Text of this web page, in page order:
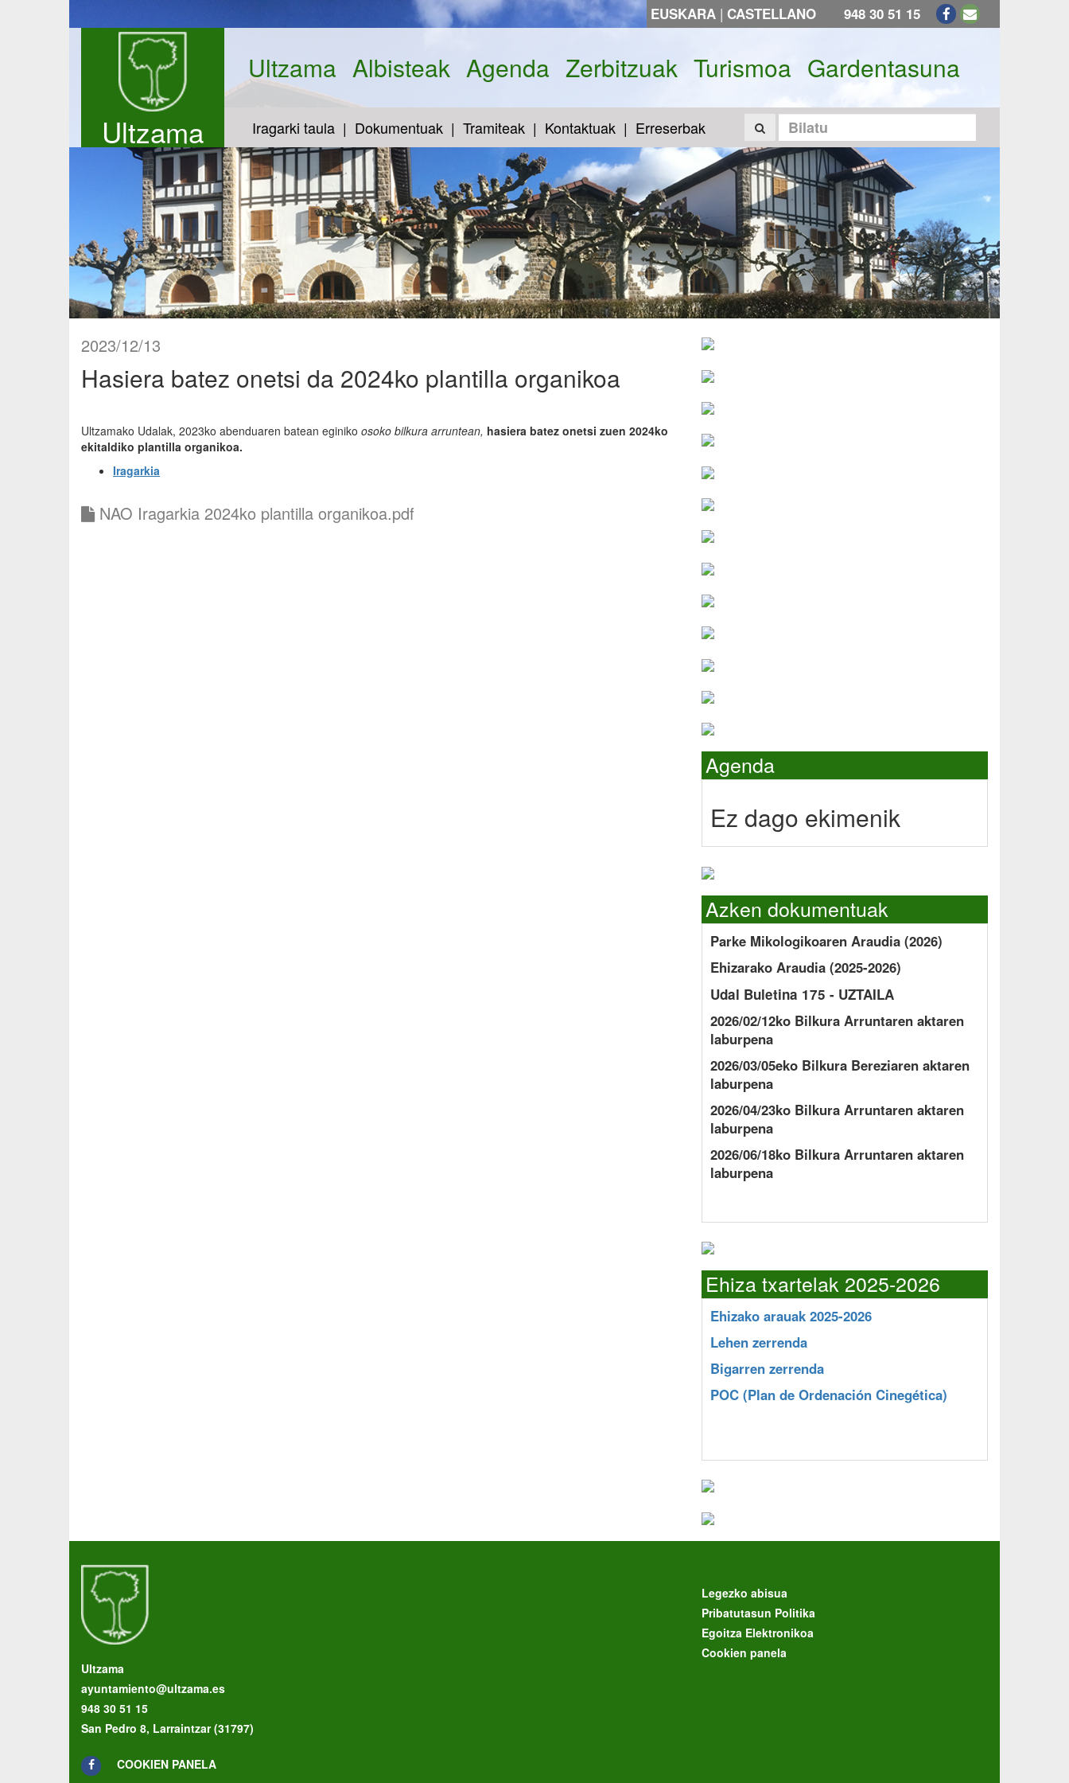
EUSKARA | CASTELLANO 948 30 51 15
Ultzama
Ultzama Albisteak Agenda Zerbitzuak Turismoa Gardentasuna
Iragarki taula Dokumentuak Tramiteak Kontaktuak Erreserbak
2023/12/13
Hasiera batez onetsi da 2024ko plantilla organikoa
Ultzamako Udalak, 2023ko abenduaren batean eginiko osoko bilkura arruntean, hasiera batez onetsi zuen 2024ko
ekitaldiko plantilla organikoa.
Iragarkia
NAO Iragarkia 2024ko plantilla organikoa.pdf
Agenda
Ez dago ekimenik
Azken dokumentuak
Parke Mikologikoaren Araudia (2026)
Ehizarako Araudia (2025-2026)
Udal Buletina 175 - UZTAILA
2026/02/12ko Bilkura Arruntaren aktaren
laburpena
2026/03/05eko Bilkura Bereziaren aktaren
laburpena
2026/04/23ko Bilkura Arruntaren aktaren
laburpena
2026/06/18ko Bilkura Arruntaren aktaren
laburpena
Ehiza txartelak 2025-2026
Ehizako arauak 2025-2026
Lehen zerrenda
Bigarren zerrenda
POC (Plan de Ordenación Cinegética)
Ultzama
ayuntamiento@ultzama.es
948 30 51 15
San Pedro 8, Larraintzar (31797)
COOKIEN PANELA
Legezko abisua
Pribatutasun Politika
Egoitza Elektronikoa
Cookien panela